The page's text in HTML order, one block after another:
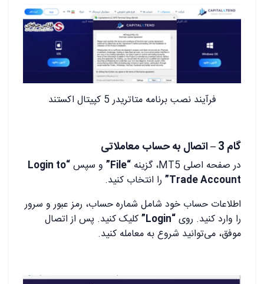
فرآیند نصب برنامه متاتریدر 5 کپیتال اکستند
گام 3 – اتصال به حساب معاملاتی
در صفحه اصلی MT5، گزینه “File” و سپس “Login to
Trade Account” را انتخاب کنید.
اطلاعات حساب خود شامل شماره حساب، رمز عبور و سرور
را وارد کنید. روی“Login”
کلیک کنید. پس از اتصال
موفق، می‌توانید شروع به معامله کنید.